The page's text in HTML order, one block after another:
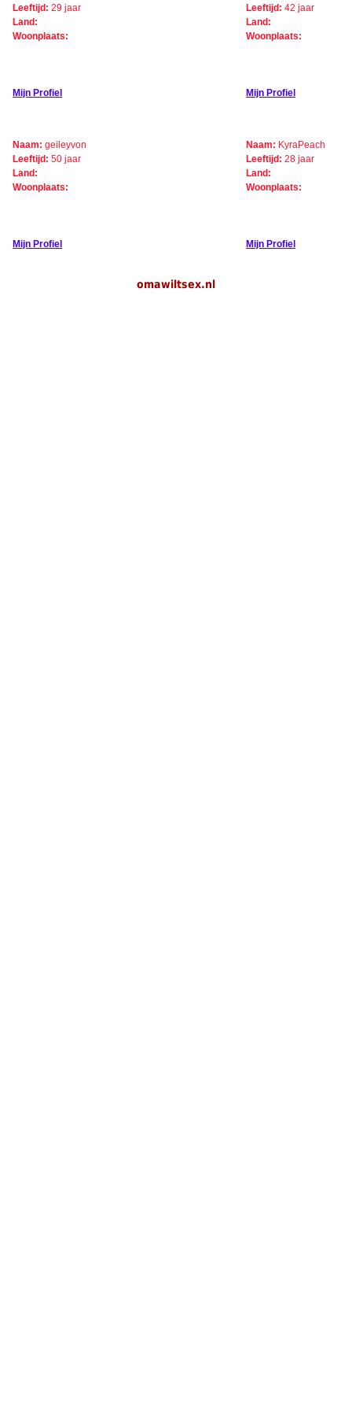
Leeftijd: 29 jaar
Land:
Woonplaats:
Mijn Profiel
Leeftijd: 42 jaar
Land:
Woonplaats:
Mijn Profiel
Naam: geileyvon
Leeftijd: 50 jaar
Land:
Woonplaats:
Mijn Profiel
Naam: KyraPeach
Leeftijd: 28 jaar
Land:
Woonplaats:
Mijn Profiel
omawiltsex.nl